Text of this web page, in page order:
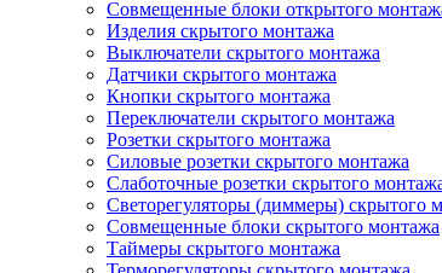
Совмещенные блоки открытого
Изделия скрытого монтажа
Выключатели скрытого монтажа
Датчики скрытого монтажа
Кнопки скрытого монтажа
Переключатели скрытого монтажа
Розетки скрытого монтажа
Силовые розетки скрытого монтажа
Слаботочные розетки скрытого
Светорегуляторы (диммеры) скрытого
Совмещенные блоки скрытого монтажа
Таймеры скрытого монтажа